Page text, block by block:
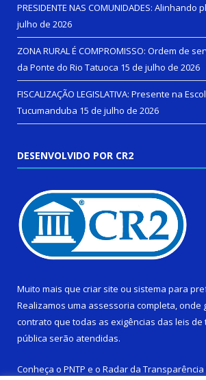
PRESIDENTE NAS COMUNIDADES:
julho de 2026
ZONA RURAL É COMPROMISSO: Ordem de
da Ponte do Rio Tatuoca 15 de julho de 2026
FISCALIZAÇÃO LEGISLATIVA: Presente na
Tucumanduba 15 de julho de 2026
DESENVOLVIDO POR CR2
Muito mais que criar site ou sistema para
Realizamos uma assessoria completa, onde
contrato que todas as exigências das leis de
pública serão atendidas.
Conheça o PNTP e o Radar da Transparência